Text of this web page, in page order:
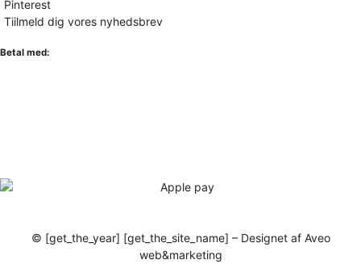
Pinterest
Tiilmeld dig vores nyhedsbrev
Betal med:
© [get_the_year] [get_the_site_name] – Designet af Aveo
web&marketing